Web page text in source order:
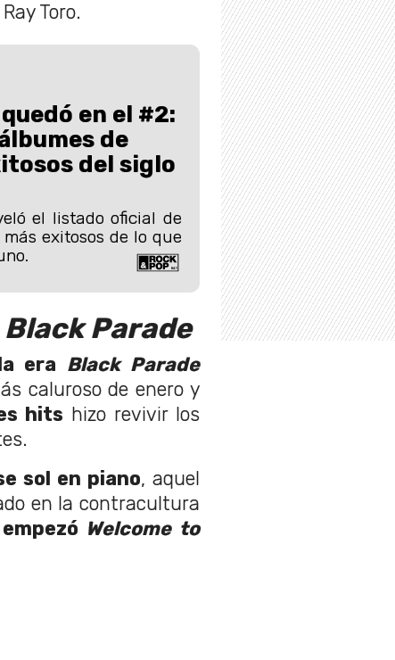
Toro.
en el #2:
de
del siglo
el listado oficial de
exitosos de lo que
Black Parade
era Black Parade
caluroso de enero y
hits hizo revivir los
sol en piano, aquel
en la contracultura
Welcome to